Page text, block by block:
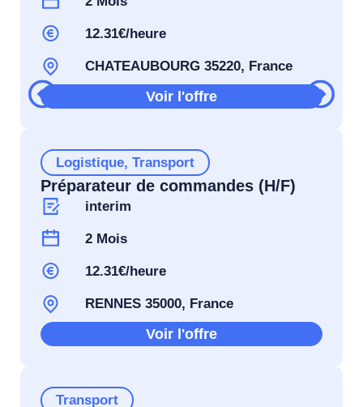
12.31€/heure
CHATEAUBOURG 35220, France
Voir l'offre
Logistique, Transport
Préparateur de commandes (H/F)
interim
2 Mois
12.31€/heure
RENNES 35000, France
Voir l'offre
Transport